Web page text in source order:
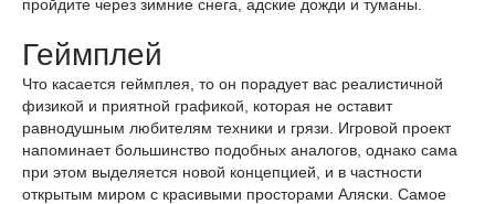
пройдите через зимние снега, адские дожди и туманы.
Геймплей
Что касается геймплея, то он порадует вас реалистичной
физикой и приятной графикой, которая не оставит
равнодушным любителям техники и грязи. Игровой проект
напоминает большинство подобных аналогов, однако сама
при этом выделяется новой концепцией, и в частности
открытым миром с красивыми просторами Аляски. Самое